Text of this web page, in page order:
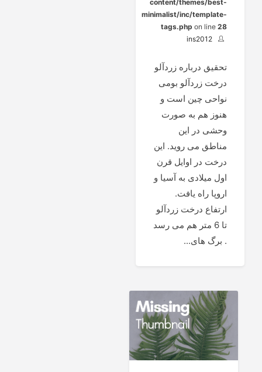
content/themes/best-
minimalist/inc/template-
tags.php on line 28
ins2012
تحقیق درباره زردآلو
درخت زردآلو بومی
نواحی چین است و
هنوز هم به صورت
وحشی در این
مناطق می روید. این
درخت در اوایل قرن
اول میلادی به آسیا و
اروپا راه یافت.
ارتفاع درخت زردآلو
تا 6 متر هم می رسد
. برگ های...